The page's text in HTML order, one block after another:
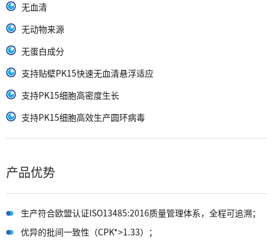
无血清
无动物来源
无蛋白成分
支持贴壁PK15快速无血清悬浮适应
支持PK15细胞高密度生长
支持PK15细胞高效生产圆环病毒
产品优势
生产符合欧盟认证ISO13485:2016质量管理体系，全程可追溯；
优异的批间一致性（CPK*>1.33）；